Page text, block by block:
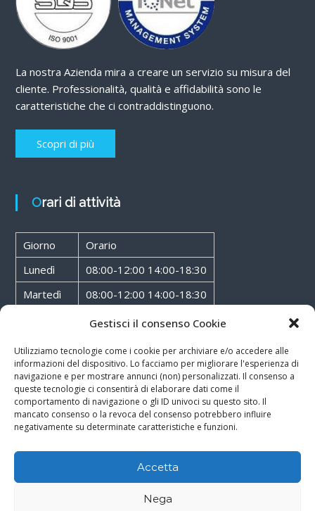
Gestisci il consenso Cookie
Utilizziamo tecnologie come i cookie per archiviare e/o accedere alle
informazioni del dispositivo. Lo facciamo per migliorare l'esperienza di
navigazione e per mostrare annunci (non) personalizzati. Il consenso a
queste tecnologie ci consentirà di elaborare dati come il
comportamento di navigazione o gli ID univoci su questo sito. Il
mancato consenso o la revoca del consenso potrebbero influire
negativamente su determinate caratteristiche e funzioni.
Accetta
Nega
La nostra Azienda mira a creare un servizio su misura del
cliente. Professionalità, qualità e affidabilità sono le
caratteristiche che ci contraddistinguono.
Scopri di più
Orari di attività
Giorno
Orario
Lunedì
08:00-12:00 14:00-18:30
Martedì
08:00-12:00 14:00-18:30
08:00-12:00 14:00-18:30
Giovedì
08:00-12:00 14:00-18:30
Venerdì
08:00-12:00 14:00-18:30
Sabato
08:00-12:00
Rossoxweb